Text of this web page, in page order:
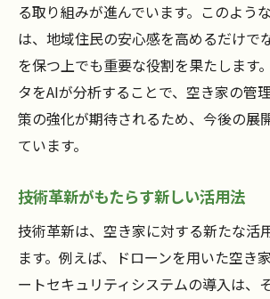
る取り組みが進んでいます。このよう
は、地域住民の安心感を高めるだけで
を保つ上でも重要な役割を果たします
タをAIが分析することで、空き家の管
策の強化が期待されるため、今後の展
ています。
技術革新がもたらす新しい活用法
技術革新は、空き家に対する新たな活
ます。例えば、ドローンを用いた空き
ートセキュリティシステムの導入は、